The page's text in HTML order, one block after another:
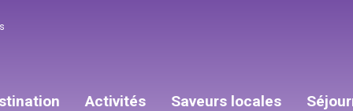
Activités Saveurs locales